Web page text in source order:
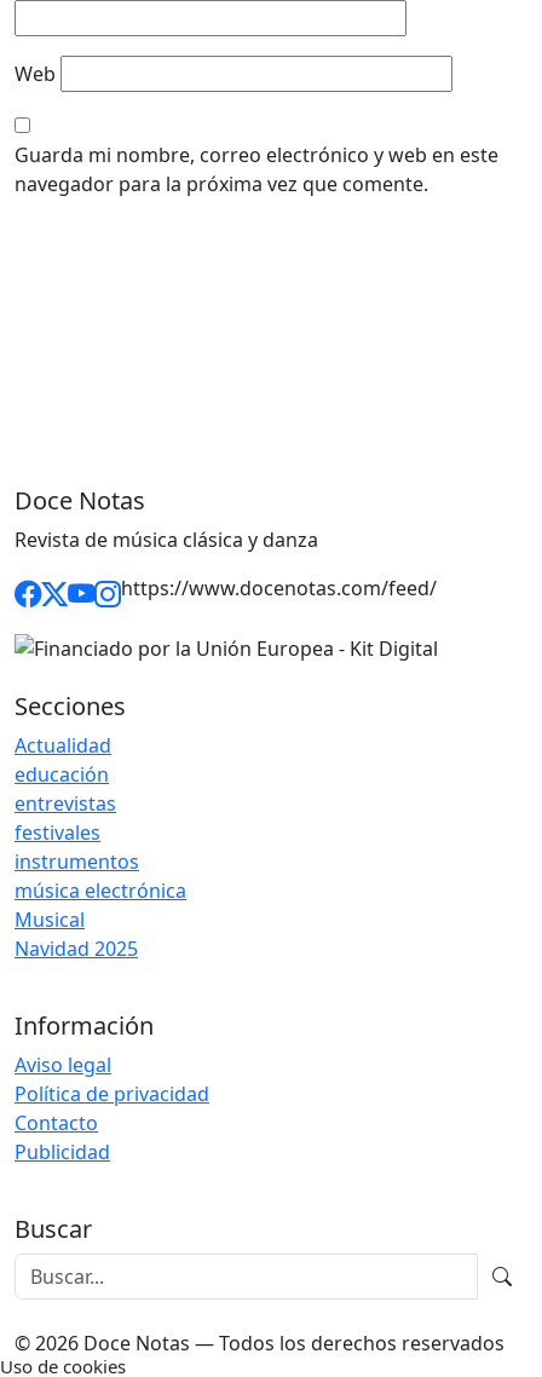
Web
Guarda mi nombre, correo electrónico y web en este
navegador para la próxima vez que comente.
Doce Notas
Revista de música clásica y danza
https://www.docenotas.com/feed/
Secciones
Actualidad
educación
entrevistas
festivales
instrumentos
música electrónica
Musical
Navidad 2025
Información
Aviso legal
Política de privacidad
Contacto
Publicidad
Buscar
© 2026 Doce Notas — Todos los derechos reservados
Uso de cookies